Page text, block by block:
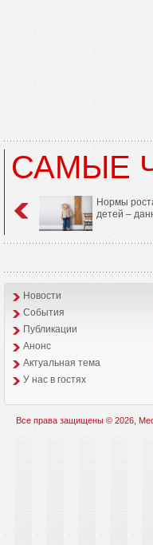
САМЫЕ
Нормы
детей –
Новости
События
Публикации
Анонс
Aктуальная тема
У нас в гостях
Все права защищены © 2026,